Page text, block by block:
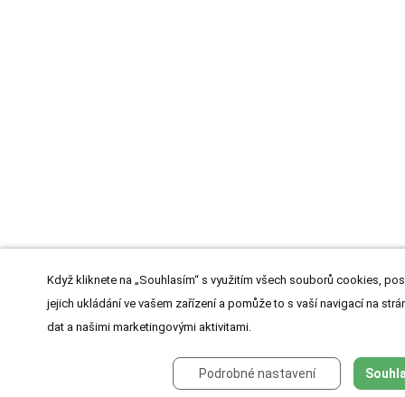
Když kliknete na „Souhlasím“ s využitím všech souborů cookies,
jejich ukládání ve vašem zařízení a pomůže to s vaší navigací na
dat a našimi marketingovými aktivitami.
Podrobné nastavení